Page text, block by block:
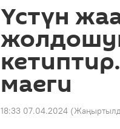
Үстүн
маеги
18:33 07.04.2024